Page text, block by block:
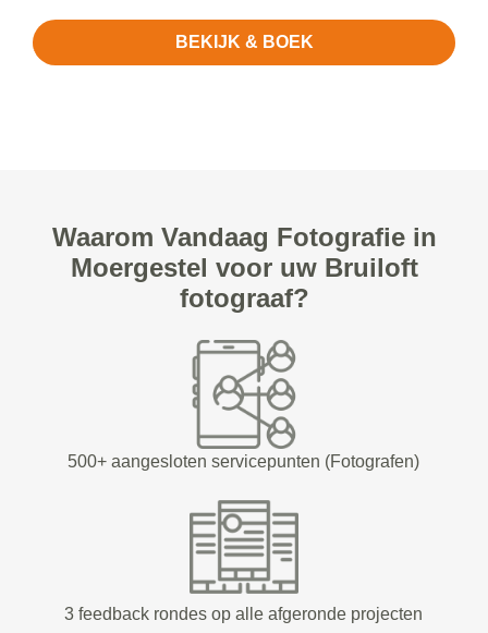
BEKIJK & BOEK
Waarom Vandaag Fotografie in
Moergestel voor uw Bruiloft
fotograaf?
500+ aangesloten servicepunten (Fotografen)
3 feedback rondes op alle afgeronde projecten